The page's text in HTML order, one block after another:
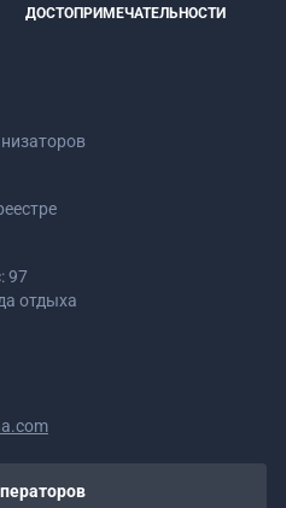
ДОСТОПРИМЕЧАТЕЛЬНОСТИ
97
отдыха